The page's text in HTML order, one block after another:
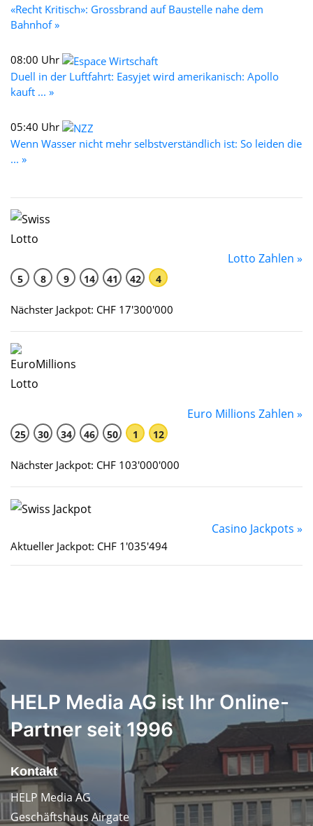
«Recht Kritisch»: Grossbrand auf Baustelle nahe dem
Bahnhof »
08:00 Uhr
Duell in der Luftfahrt: Easyjet wird amerikanisch: Apollo
kauft ... »
05:40 Uhr
Wenn Wasser nicht mehr selbstverständlich ist: So leiden die
... »
Lotto Zahlen »
5 8 9 14 41 42 4
Nächster Jackpot: CHF 17'300'000
Euro Millions Zahlen »
25 30 34 46 50 1 12
Nächster Jackpot: CHF 103'000'000
Casino Jackpots »
Aktueller Jackpot: CHF 1'035'494
HELP Media AG ist Ihr Online-
Partner seit 1996
Kontakt
HELP Media AG
Geschäftshaus Airgate